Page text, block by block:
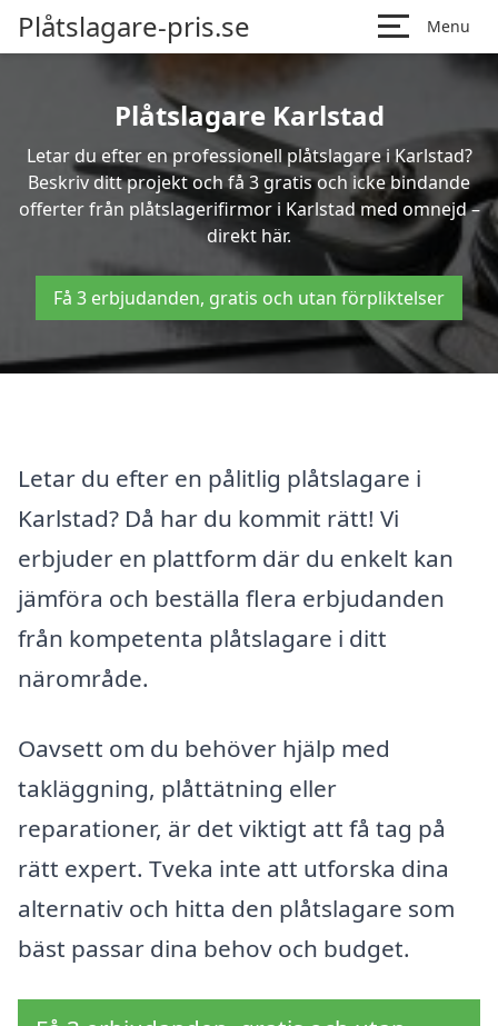
Plåtslagare-pris.se Menu
Plåtslagare Karlstad
Letar du efter en professionell plåtslagare i Karlstad?
Beskriv ditt projekt och få 3 gratis och icke bindande
offerter från plåtslagerifirmor i Karlstad med omnejd –
direkt här.
Få 3 erbjudanden, gratis och utan förpliktelser
Letar du efter en pålitlig plåtslagare i
Karlstad? Då har du kommit rätt! Vi
erbjuder en plattform där du enkelt kan
jämföra och beställa flera erbjudanden
från kompetenta plåtslagare i ditt
närområde.
Oavsett om du behöver hjälp med
takläggning, plåttätning eller
reparationer, är det viktigt att få tag på
rätt expert. Tveka inte att utforska dina
alternativ och hitta den plåtslagare som
bäst passar dina behov och budget.